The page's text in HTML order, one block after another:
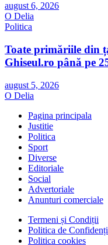
august 6, 2026
O Delia
Politica
Toate primăriile din
Ghiseul.ro până pe
august 5, 2026
O Delia
Pagina principala
Justitie
Politica
Sport
Diverse
Editoriale
Social
Advertoriale
Anunturi comerciale
Termeni și Condiții
Politica de
Politica cookies